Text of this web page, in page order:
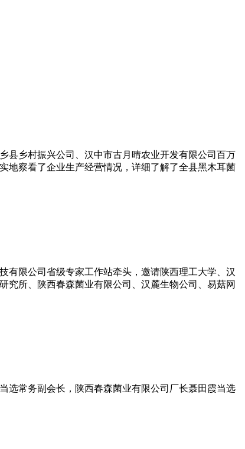
乡村振兴公司、汉中市古月晴农业开发有限公司百万
察看了企业生产经营情况，详细了解了全县黑木耳菌
有限公司省级专家工作站牵头，邀请陕西理工大学、汉
究所、陕西春森菌业有限公司、汉麓生物公司、易菇网
选常务副会长，陕西春森菌业有限公司厂长聂田霞当选